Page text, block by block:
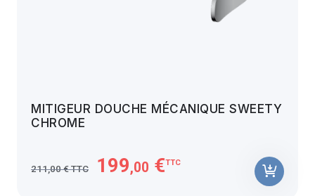
MITIGEUR DOUCHE MÉCANIQUE SWEETY
CHROME
211,00 € TTC 199,00 €TTC